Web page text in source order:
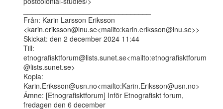
Från: Karin Larsson Eriksson
<karin.eriksson@lnu.se<mailto:karin.eriksson@lnu.se>>
Skickat: den 2 december 2024 11:44
Till:
etnografisktforum@lists.sunet.se<mailto:etnografisktforum
@lists.sunet.se>
Kopia:
Karin.Eriksson@usn.no<mailto:Karin.Eriksson@usn.no>
Ämne: [Etnografisktforum] Inför Etnografiskt forum,
fredagen den 6 december